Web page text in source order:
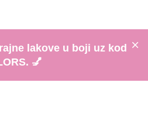
lakove u boji uz kod
💅